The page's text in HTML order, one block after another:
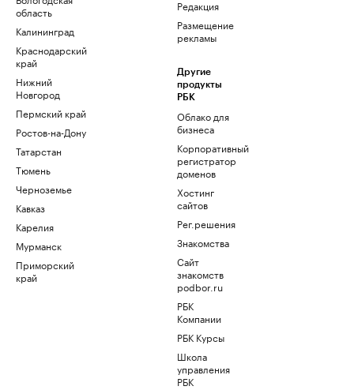
область
Калининград
Краснодарский
край
Нижний
Новгород
Пермский край
Ростов-на-Дону
Татарстан
Тюмень
Черноземье
Кавказ
Карелия
Мурманск
Приморский
край
Редакция
Размещение
рекламы
Другие
продукты
РБК
Облако для
бизнеса
Корпоративный
регистратор
доменов
Хостинг
сайтов
Рег.решения
Знакомства
Сайт
знакомств
podbor.ru
РБК
Компании
РБК Курсы
Школа
управления
РБК